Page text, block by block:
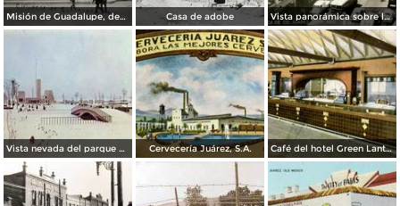
Misión de Guadalupe, depúes de la toma de Ciudad Juárez, durante la Revolución Mexicana Casa de adobe Vista panorámica sobre la Avenida 16 de Septiembre
Vista nevada del parque El Chamizal Cervecería Juárez, S.A. Café del hotel Green Lantern Inn